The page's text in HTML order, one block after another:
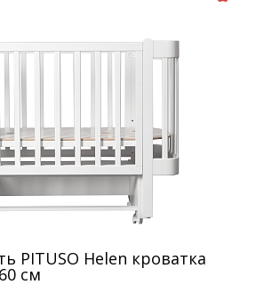
PITUSO Helen кроватка
см